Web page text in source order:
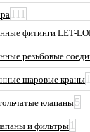
111
фитинги LET-
резьбовые
шаровые краны
клапаны5
и фильтры 1